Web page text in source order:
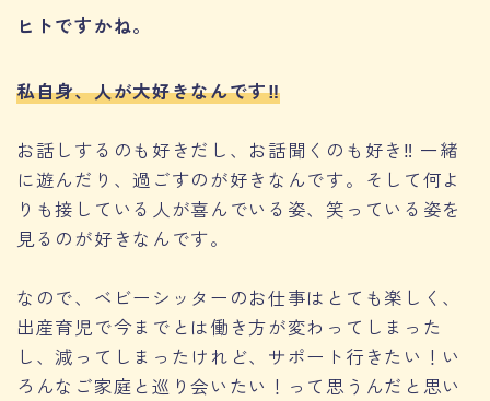
ヒトですかね。
私自身、人が大好きなんです‼︎
お話しするのも好きだし、お話聞くのも好き‼︎ 一緒
に遊んだり、過ごすのが好きなんです。そして何よ
りも接している人が喜んでいる姿、笑っている姿を
見るのが好きなんです。
なので、ベビーシッターのお仕事はとても楽しく、
出産育児で今までとは働き方が変わってしまった
し、減ってしまったけれど、サポート行きたい！い
ろんなご家庭と巡り会いたい！って思うんだと思い